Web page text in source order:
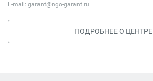
E-mail: garant@ngo-garant.ru
ПОДРОБНЕЕ О ЦЕНТРЕ